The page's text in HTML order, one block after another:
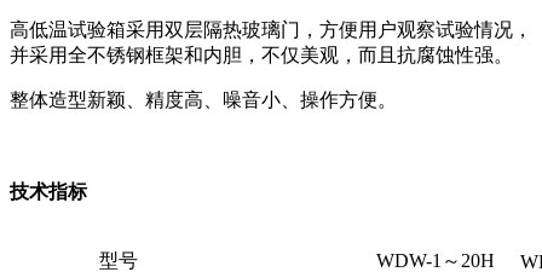
高低温试验箱采用双层隔热玻璃门，方便用户观察试验情况，
并采用全不锈钢框架和内胆，不仅美观，而且抗腐蚀性强。
整体造型新颖、精度高、噪音小、操作方便。
技术指标
型号 WDW-1～20H